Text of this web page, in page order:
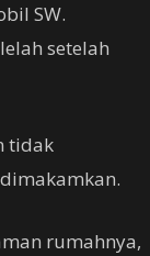
SW.
setelah
tidak
rumahnya,